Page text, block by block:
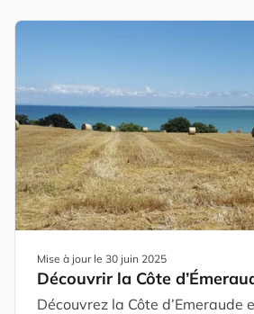
Mise à jour le 30 juin 2025
Découvrir la Côte
Découvrez la Côte d’Emeraude